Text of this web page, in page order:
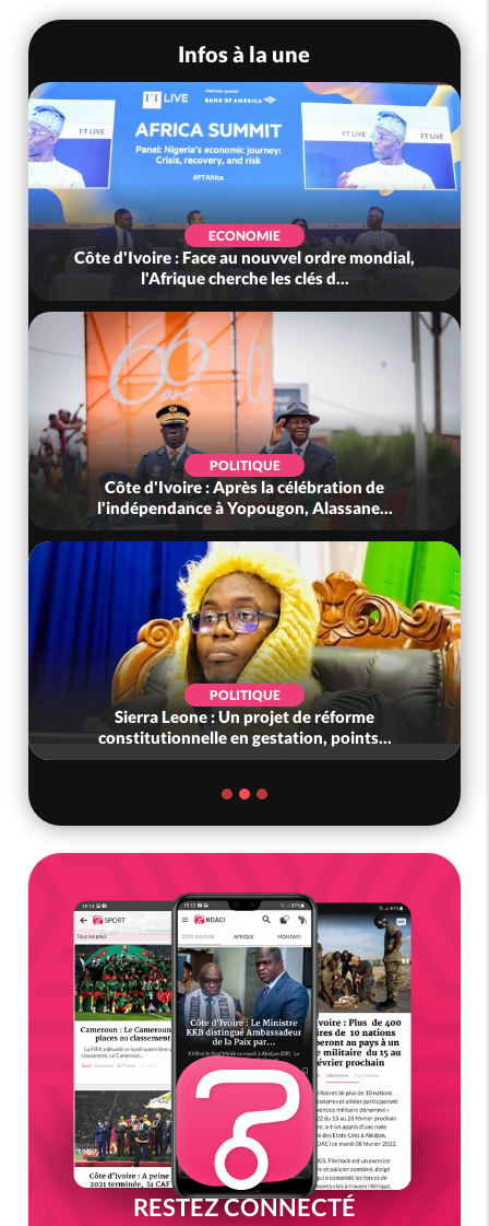
Infos à la une
ECONOMIE
au nouvvel ordre mondial,
cherche les clés d...
POLITIQUE
: Après la célébration de
à Yopougon, Alassane...
: Un projet de réforme
en gestation, points...
Côte d'Ivoire :
Côte d'Ivoire :
Touré aux
Côte d'Ivoire :
liens
RESTEZ CONNECTÉ